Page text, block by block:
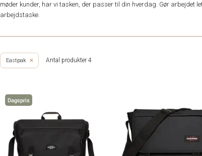
møder kunder, har vi tasken, der passer til din hverdag. Gør arbejdet
arbejdstaske.
Eastpak Antal produkter 4
Dagspris